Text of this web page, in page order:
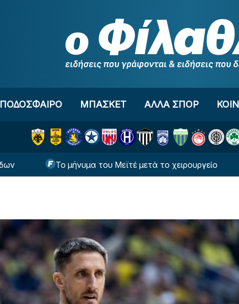
ΠΟΔΟΣΦΑΙΡΟ ΜΠΑΣΚΕΤ ΑΛΛΑ ΣΠΟΡ
Το μήνυμα του Μεϊτέ μετά το χειρουργείο